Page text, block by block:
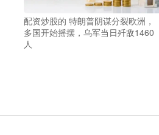
配资炒股的 特朗普阴谋分裂欧洲，
多国开始摇摆，乌军当日歼敌1460
人